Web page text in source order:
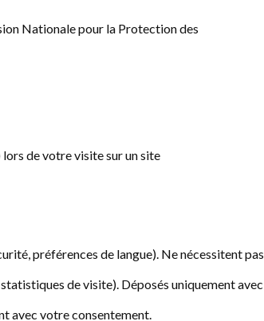
Nationale pour la Protection des
de votre visite sur un site
préférences de langue). Ne nécessitent pas
de visite). Déposés uniquement avec
avec votre consentement.